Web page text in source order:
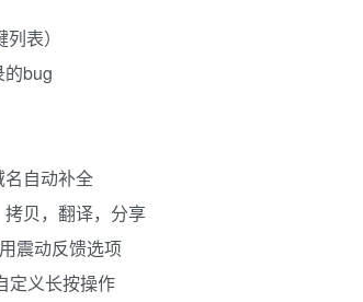
表）
bug
自动补全
贝，翻译，分享
震动反馈选项
定义长按操作